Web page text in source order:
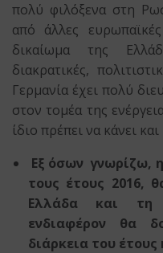
πολύ φιλόξενα στη
από άλλες
δικαίωμα της
διακρατικές,
Γερμανία έχει πολύ
στον τομέα της
ίδιο πρέπει να κάνει
Εξ όσων γνωρίζω,
τους έτους 2016,
Ελλάδα και τη
ενδιαφέρον θα
διάρκεια του